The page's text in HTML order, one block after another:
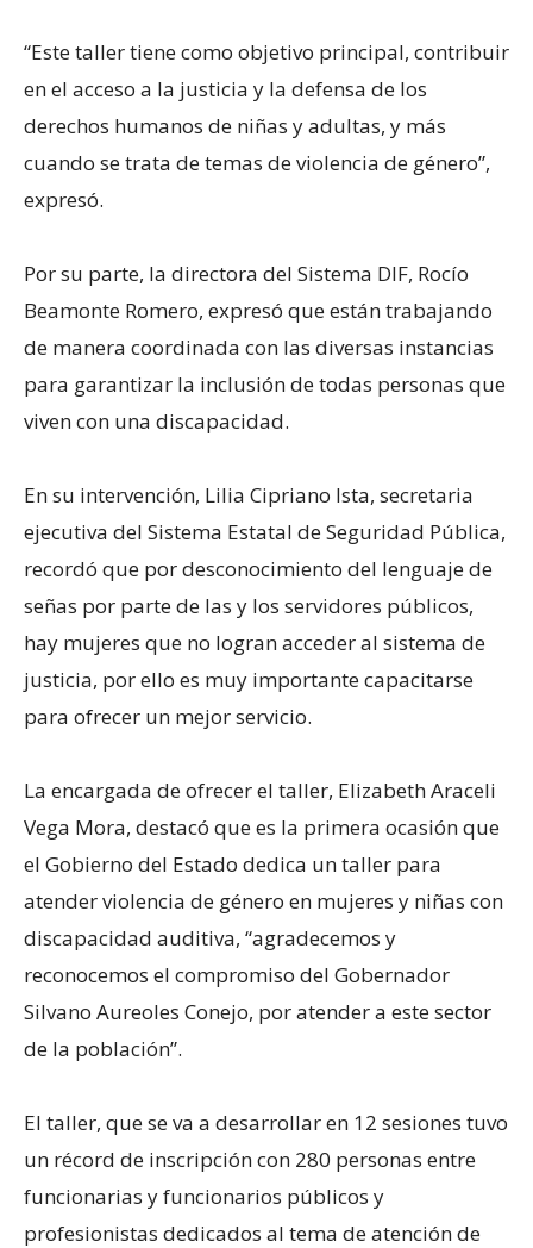
“Este taller tiene como objetivo principal, contribuir
en el acceso a la justicia y la defensa de los
derechos humanos de niñas y adultas, y más
cuando se trata de temas de violencia de género”,
expresó.
Por su parte, la directora del Sistema DIF, Rocío
Beamonte Romero, expresó que están trabajando
de manera coordinada con las diversas instancias
para garantizar la inclusión de todas personas que
viven con una discapacidad.
En su intervención, Lilia Cipriano Ista, secretaria
ejecutiva del Sistema Estatal de Seguridad Pública,
recordó que por desconocimiento del lenguaje de
señas por parte de las y los servidores públicos,
hay mujeres que no logran acceder al sistema de
justicia, por ello es muy importante capacitarse
para ofrecer un mejor servicio.
La encargada de ofrecer el taller, Elizabeth Araceli
Vega Mora, destacó que es la primera ocasión que
el Gobierno del Estado dedica un taller para
atender violencia de género en mujeres y niñas con
discapacidad auditiva, “agradecemos y
reconocemos el compromiso del Gobernador
Silvano Aureoles Conejo, por atender a este sector
de la población”.
El taller, que se va a desarrollar en 12 sesiones tuvo
un récord de inscripción con 280 personas entre
funcionarias y funcionarios públicos y
profesionistas dedicados al tema de atención de